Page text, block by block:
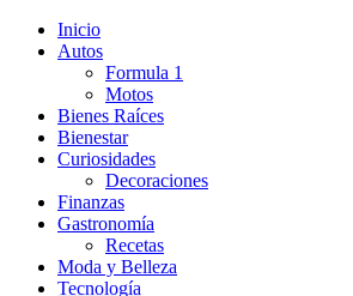
Inicio
Autos
Formula 1
Motos
Bienes Raíces
Bienestar
Curiosidades
Decoraciones
Finanzas
Gastronomía
Recetas
Moda y Belleza
Tecnología